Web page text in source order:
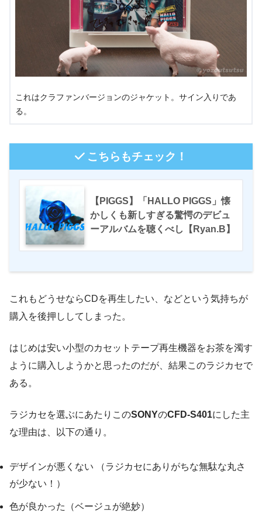
これはクラファンバージョンのジャケット。サイン入りであ
る。
こちらもチェック！
【PIGGS】「HALLO PIGGS」懐
かしくも新しすぎる驚愕のデビュ
ーアルバムを聴くべし【Ryan.B】
これもどうせならCDを再生したい、などという気持ちが
購入を後押ししてしまった。
はじめは安い小型のカセットテープ再生機器をお茶を濁す
ように購入しようかと思ったのだが、結果このラジカセで
ある。
ラジカセを選ぶにあたりこのSONYのCFD-S401にした主
な理由は、以下の通り。
デザインが悪くない （ラジカセにありがちな無駄な丸さ
が少ない！）
色が良かった（ベージュが絶妙）